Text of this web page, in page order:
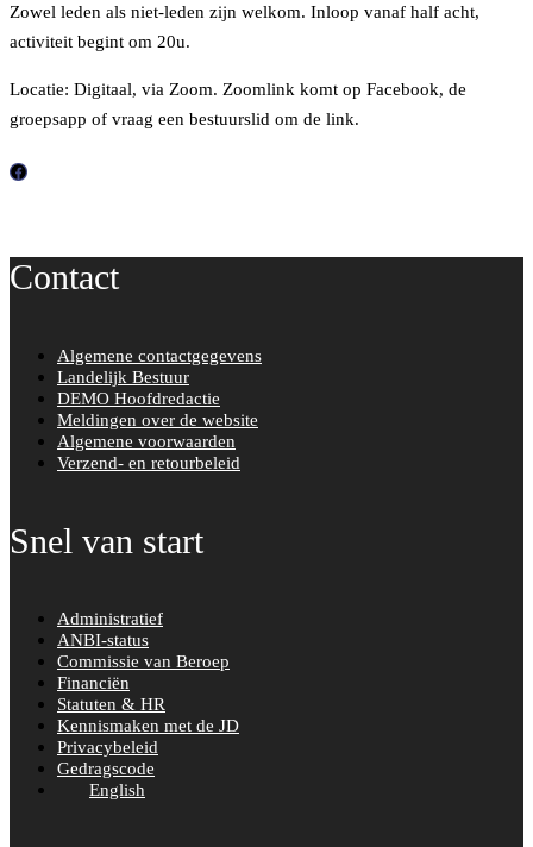
Zowel leden als niet-leden zijn welkom. Inloop vanaf half acht,
activiteit begint om 20u.
Locatie: Digitaal, via Zoom. Zoomlink komt op Facebook, de
groepsapp of vraag een bestuurslid om de link.
F
e
Contact
Algemene contactgegevens
Landelijk Bestuur
DEMO Hoofdredactie
Meldingen over de website
Algemene voorwaarden
Verzend- en retourbeleid
Snel van start
Administratief
ANBI-status
Commissie van Beroep
Financiën
Statuten & HR
Kennismaken met de JD
Privacybeleid
Gedragscode
English